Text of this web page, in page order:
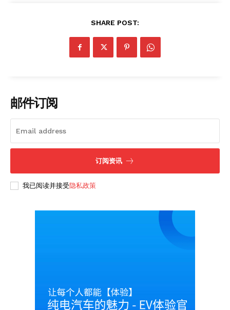
SHARE POST:
邮件订阅
订阅资讯
我已阅读并接受隐私政策